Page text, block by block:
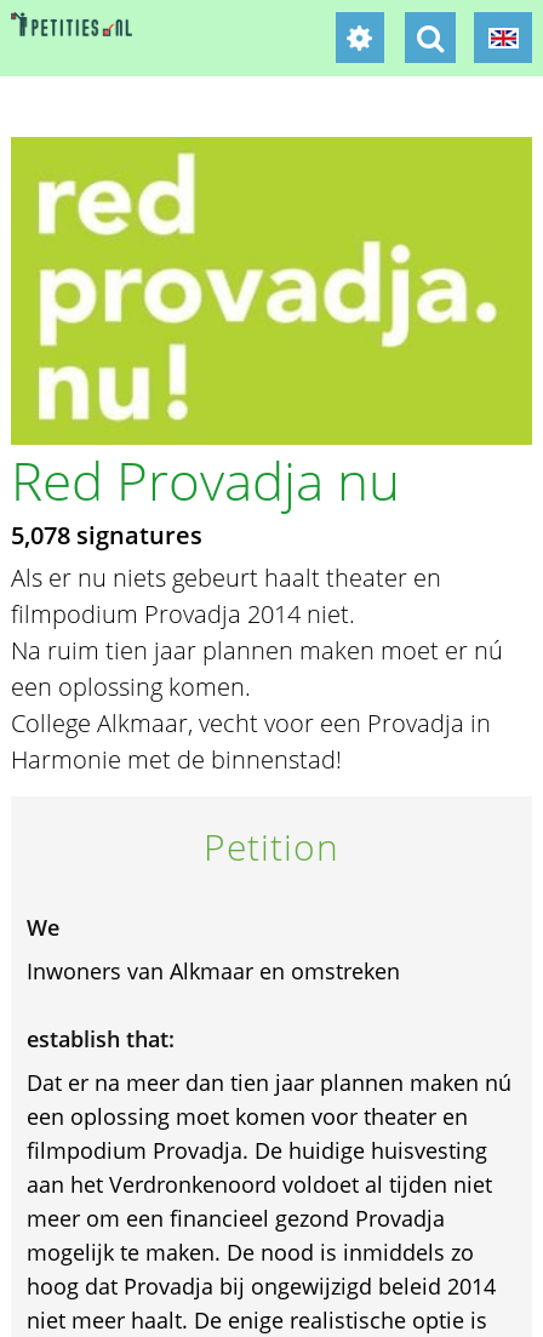
Red Provadja nu
5,078 signatures
Als er nu niets gebeurt haalt theater en
filmpodium Provadja 2014 niet.
Na ruim tien jaar plannen maken moet er nú
een oplossing komen.
College Alkmaar, vecht voor een Provadja in
Harmonie met de binnenstad!
Petition
We
Inwoners van Alkmaar en omstreken
establish that:
Dat er na meer dan tien jaar plannen maken nú
een oplossing moet komen voor theater en
filmpodium Provadja. De huidige huisvesting
aan het Verdronkenoord voldoet al tijden niet
meer om een financieel gezond Provadja
mogelijk te maken. De nood is inmiddels zo
hoog dat Provadja bij ongewijzigd beleid 2014
niet meer haalt. De enige realistische optie is